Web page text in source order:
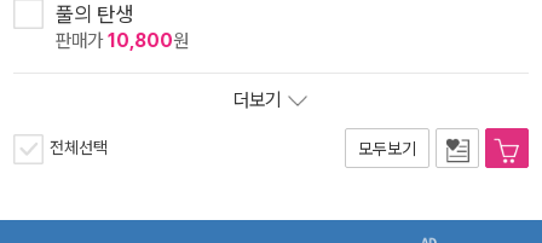
풀의 탄생
판매가10,800원
더보기
전체선택 모두보기